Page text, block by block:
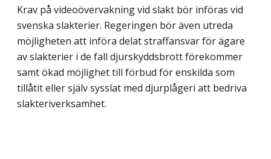
Krav på videoövervakning vid slakt bör införas vid
svenska slakterier. Regeringen bör även utreda
möjligheten att införa delat straffansvar för ägare
av slakterier i de fall djurskyddsbrott förekommer
samt ökad möjlighet till förbud för enskilda som
tillåtit eller själv sysslat med djurplågeri att bedriva
slakteriverksamhet.